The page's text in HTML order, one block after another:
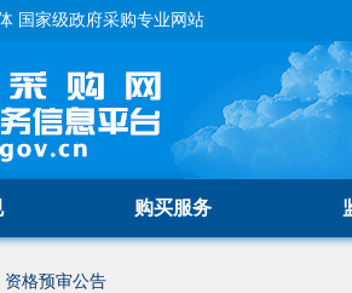
国家级政府采购专业网站
购买服务
资格预审公告